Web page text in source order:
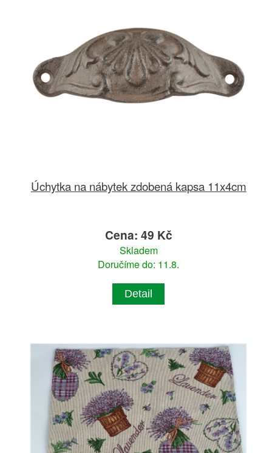
Úchytka na nábytek zdobená kapsa 11x4cm
Cena: 49 Kč
Skladem
Doručíme do: 11.8.
Detail